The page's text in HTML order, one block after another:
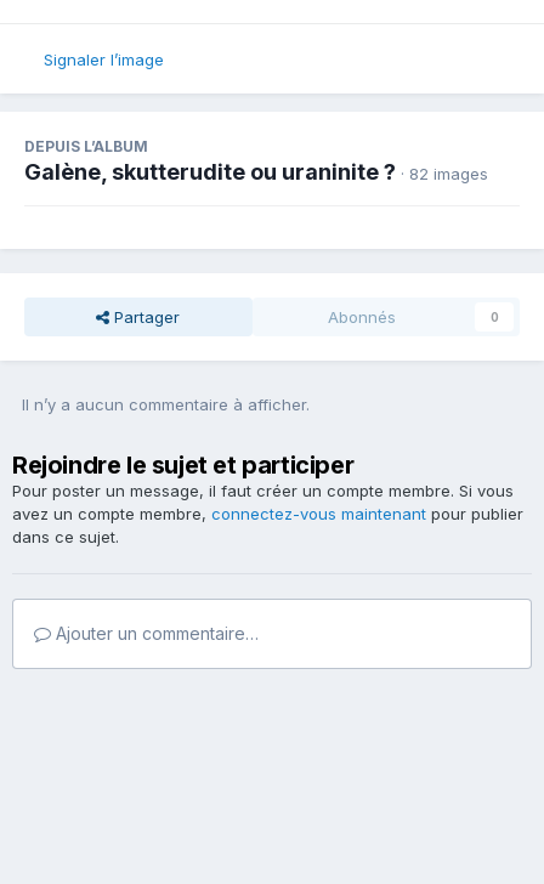
Signaler l’image
DEPUIS L’ALBUM
Galène, skutterudite ou uraninite ? · 82 images
Partager Abonnés 0
Il n’y a aucun commentaire à afficher.
Rejoindre le sujet et participer
Pour poster un message, il faut créer un compte membre. Si vous
avez un compte membre, connectez-vous maintenant pour publier
dans ce sujet.
Ajouter un commentaire…